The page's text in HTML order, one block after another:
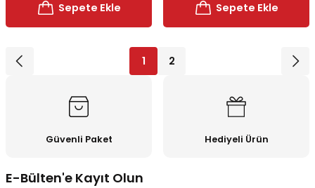
Sepete Ekle Sepete Ekle
1 2
Güvenli Paket Hediyeli Ürün
E-Bülten'e Kayıt Olun